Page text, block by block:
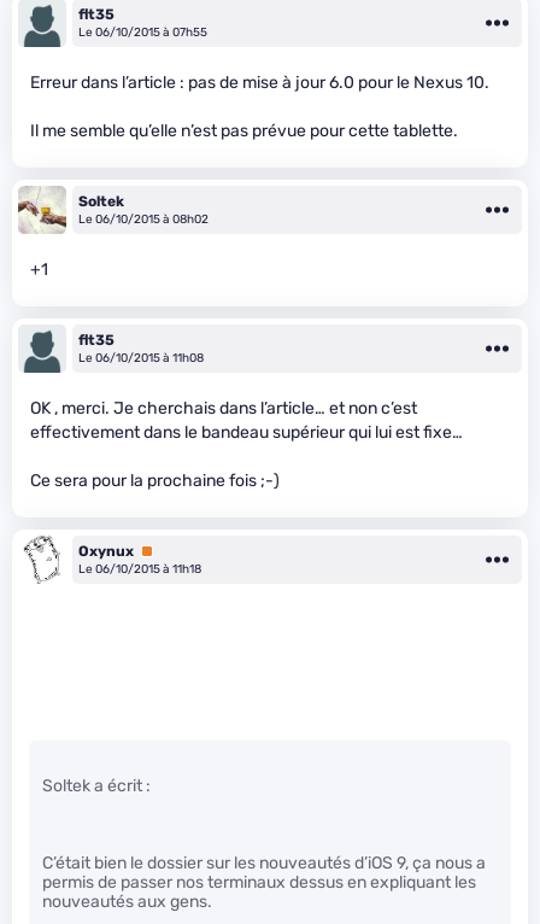
flt35
Le 06/10/2015 à 07h55
Erreur dans l’article : pas de mise à jour 6.0 pour le Nexus 10.
Il me semble qu’elle n’est pas prévue pour cette tablette.
Soltek
Le 06/10/2015 à 08h02
+1
flt35
Le 06/10/2015 à 11h08
OK , merci. Je cherchais dans l’article… et non c’est
effectivement dans le bandeau supérieur qui lui est fixe…
Ce sera pour la prochaine fois ;-)
Oxynux Premium
Le 06/10/2015 à 11h18
Soltek a écrit :
C’était bien le dossier sur les nouveautés d’iOS 9, ça nous a
permis de passer nos terminaux dessus en expliquant les
nouveautés aux gens.